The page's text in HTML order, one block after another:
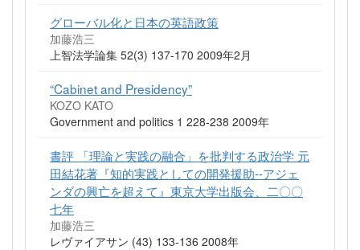
グローバル化と日本の英語政策
加藤浩三
上智法学論集 52(3) 137-170 2009年2月
“Cabinet and Presidency”
KOZO KATO
Government and politics 1 228-238 2009年
書評 「理論と実践の融合」を批判する政治学 元
田結花著『知的実践としての開発援助--アジェ
ンダの興亡を超えて』東京大学出版会、二〇〇
七年
加藤浩三
レヴァイアサン (43) 133-136 2008年